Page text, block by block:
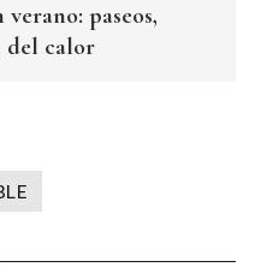
paseos,
del calor